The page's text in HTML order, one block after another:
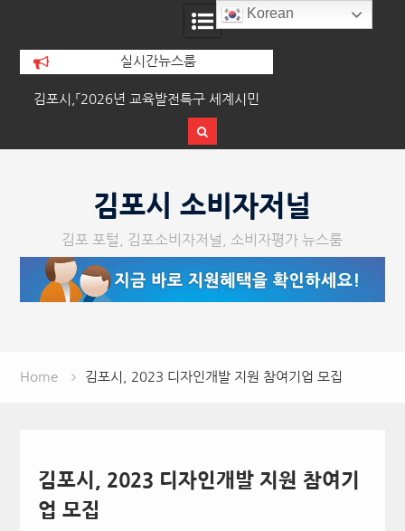
실시간뉴스룸
김포시,「2026년 교육발전특구 세계시민
김포시 소비자저널
김포 포털, 김포소비자저널, 소비자평가 뉴스룸
Home 김포시, 2023 디자인개발 지원 참여기업 모집
김포시, 2023 디자인개발 지원 참여기
업 모집
Korean